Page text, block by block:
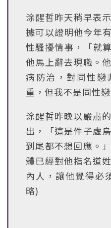
涂醒哲昨天稍早表
據可以證明他今年
性騷擾情事，「就
他馬上辭去現職。
病防治，對同性戀
重，但我不是同性
涂醒哲昨晚以嚴肅
出，「這是件子虛
到尾都不想回應。
體已經對他指名道
內人，讓他覺得必
略)